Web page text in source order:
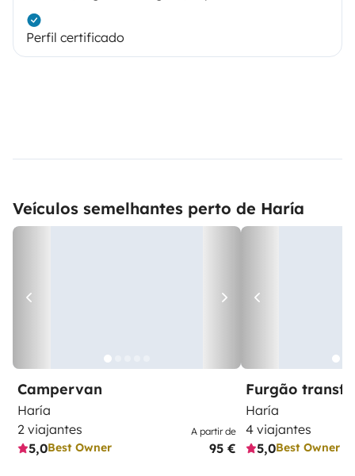
Perfil certificado
Veículos semelhantes perto de Haría
Campervan
Haría
2 viajantes
5,0Best Owner
A partir de
95 €
Furgão
Haría
4 viajantes
5,0Best Owner